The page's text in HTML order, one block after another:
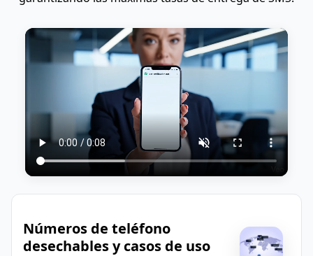
Números de teléfono
desechables y casos de uso